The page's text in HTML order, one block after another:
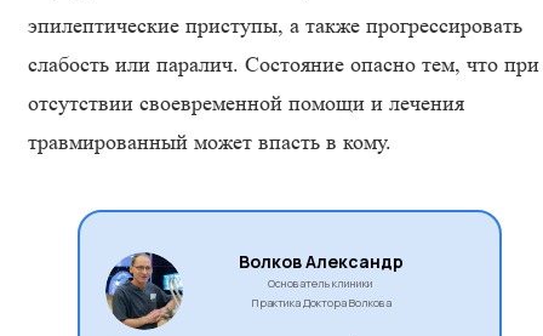
эпилептические приступы, а также прогрессировать
слабость или паралич. Состояние опасно тем, что при
отсутствии своевременной помощи и лечения
травмированный может впасть в кому.
Волков Александр
Основатель клиники
Практика Доктора Волкова